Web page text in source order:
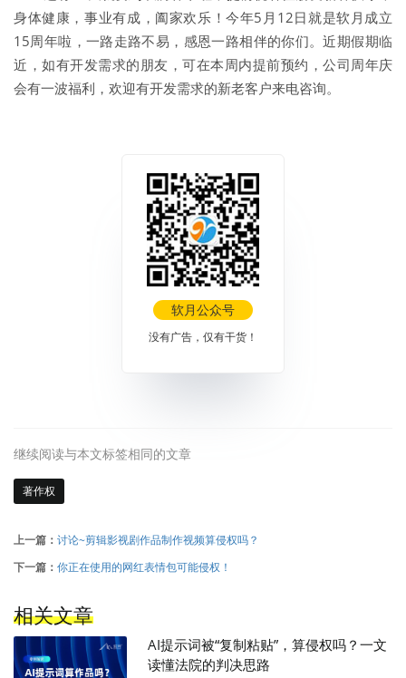
身体健康，事业有成，阖家欢乐！今年5月12日就是软月成立
15周年啦，一路走路不易，感恩一路相伴的你们。近期假期临
近，如有开发需求的朋友，可在本周内提前预约，公司周年庆
会有一波福利，欢迎有开发需求的新老客户来电咨询。
软月公众号
没有广告，仅有干货！
继续阅读与本文标签相同的文章
著作权
上一篇： 讨论~剪辑影视剧作品制作视频算侵权吗？
下一篇： 你正在使用的网红表情包可能侵权！
相关文章
AI提示词被“复制粘贴”，算侵权吗？一文
读懂法院的判决思路